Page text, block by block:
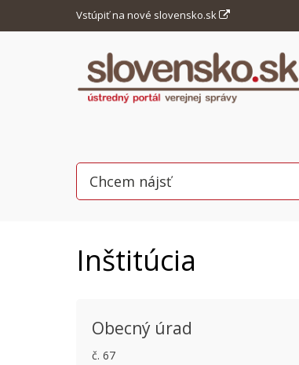
Vstúpiť na nové slovensko.sk
Inštitúcia
Obecný úrad
č. 67